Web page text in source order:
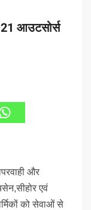
21 आउटसोर्स
और
एवं
को सेवाओं से